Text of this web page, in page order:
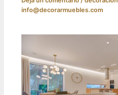
info@decorarmuebles.com